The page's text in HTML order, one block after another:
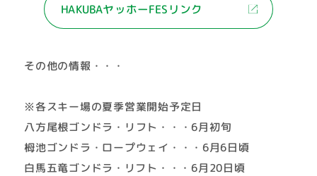
HAKUBAヤッホーFESリンク
その他の情報・・・
※各スキー場の夏季営業開始予定日
八方尾根ゴンドラ・リフト・・・6月初旬
栂池ゴンドラ・ロープウェイ・・・6月6日頃
白馬五竜ゴンドラ・リフト・・・6月20日頃